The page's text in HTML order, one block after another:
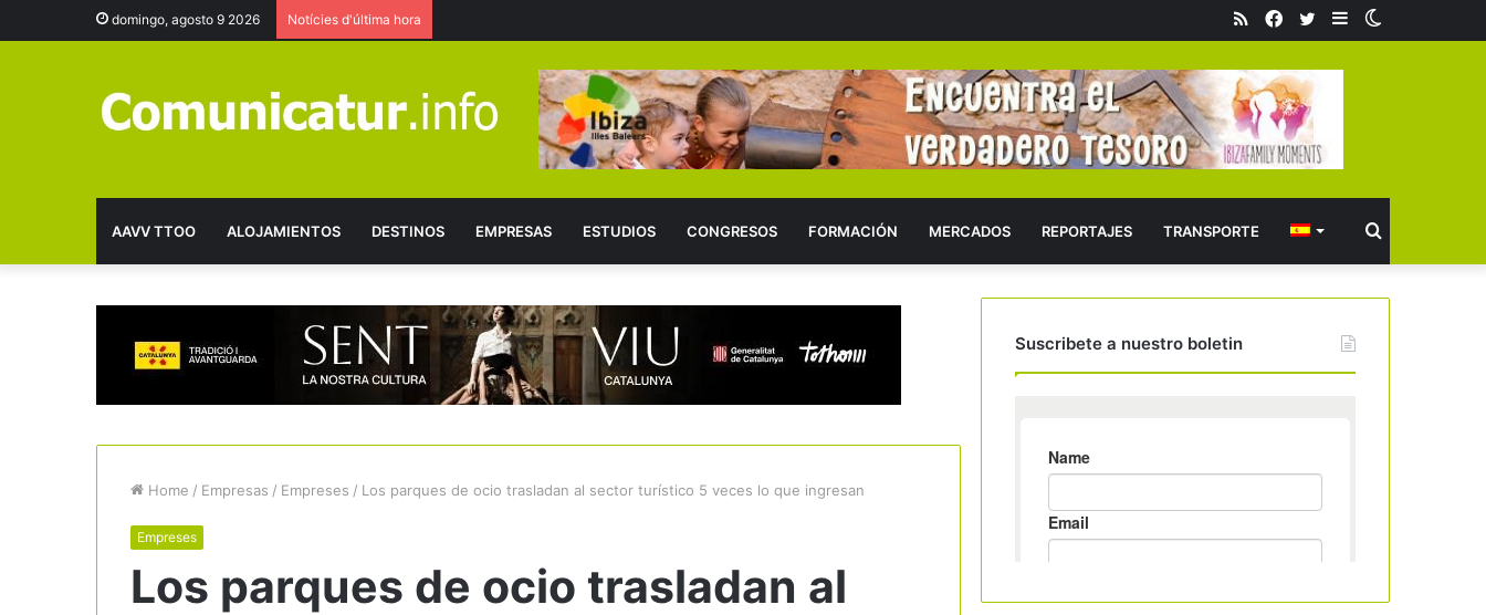
domingo, agosto 9 2026 Notícies d'última hora
Barra
Twitter
Facebook
RSS
AAVV TTOO ALOJAMIENTOS DESTINOS EMPRESAS ESTUDIOS CONGRESOS FORMACIÓN MERCADOS REPORTAJES TRANSPORTE Buscar
Home / Empresas / Empreses / Los parques de ocio trasladan al sector turístico 5 veces lo que ingresan
Empreses
Los parques de ocio trasladan al
Suscribete a nuestro boletin